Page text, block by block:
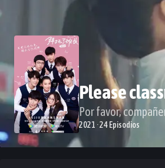
Please
Por favor,
2021 · 24 Episodios